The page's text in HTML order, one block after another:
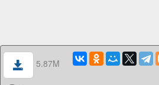
5.87M